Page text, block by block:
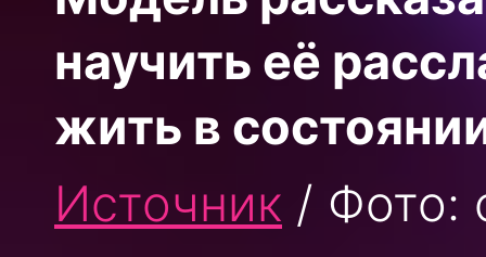
научить её
жить в
Источник / Фото: